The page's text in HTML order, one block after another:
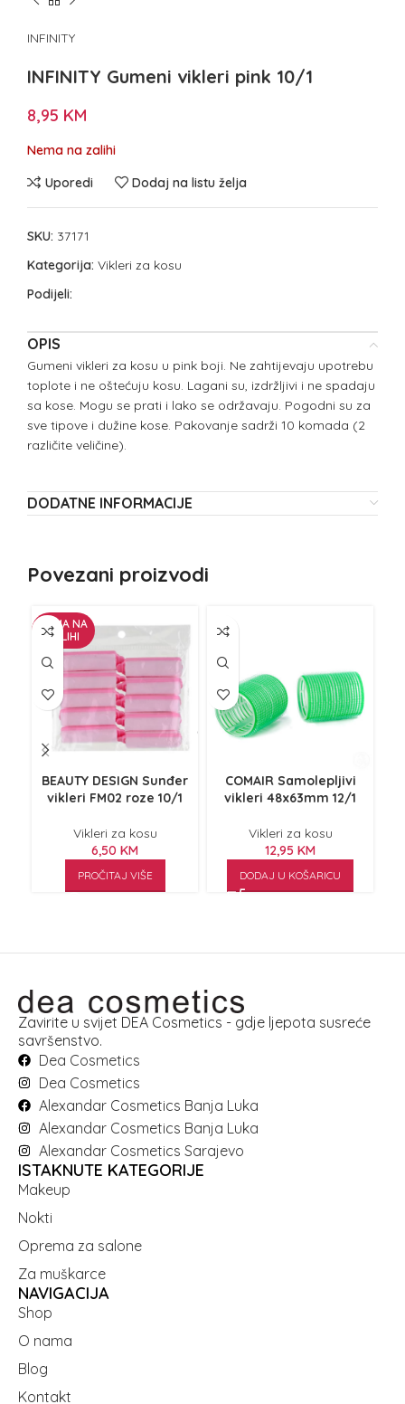
INFINITY
INFINITY Gumeni vikleri pink 10/1
8,95 KM
Nema na zalihi
Uporedi
Dodaj na listu želja
SKU: 37171
Kategorija: Vikleri za kosu
Podijeli:
OPIS
Gumeni vikleri za kosu u pink boji. Ne zahtijevaju upotrebu
toplote i ne oštećuju kosu. Lagani su, izdržljivi i ne spadaju
sa kose. Mogu se prati i lako se održavaju. Pogodni su za
sve tipove i dužine kose. Pakovanje sadrži 10 komada (2
različite veličine).
DODATNE INFORMACIJE
Povezani proizvodi
NEMA NA
ZALIHI
BEAUTY DESIGN Sunđer
vikleri FM02 roze 10/1
Vikleri za kosu
6,50 KM
PROČITAJ VIŠE
COMAIR Samolepljivi
vikleri 48x63mm 12/1
Vikleri za kosu
12,95 KM
DODAJ U KOŠARICU
Zavirite u svijet DEA Cosmetics - gdje ljepota susreće
savršenstvo.
Dea Cosmetics
Dea Cosmetics
Alexandar Cosmetics Banja Luka
Alexandar Cosmetics Banja Luka
Alexandar Cosmetics Sarajevo
ISTAKNUTE KATEGORIJE
Makeup
Nokti
Oprema za salone
Za muškarce
NAVIGACIJA
Shop
O nama
Blog
Kontakt